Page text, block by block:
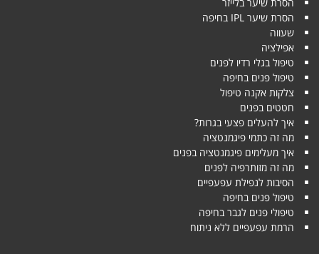
הסרת שיער IPL בחיפה
שעווה
אפילציה
טיפול בגלי רדיו לפנים
טיפול פנים בחיפה
צלקות אקנה טיפול
חטטים בפנים
איך להעלים פצעי בגרות?
מה זה כתמי פיגמנטציה
איך מעלימים פיגמנטציה בפנים
מה זה מזותרפיה לפנים
הסיבות לנפילת עפעפיים
טיפול פנים בחיפה
טיפולי פנים לגבר בחיפה
הרמת עפעפיים ללא ניתוח